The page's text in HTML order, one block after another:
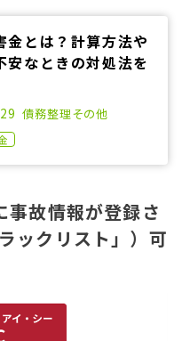
金とは？計算方法や
安なときの対処法を
債務整理その他
事故情報が登録さ
ックリスト」）可